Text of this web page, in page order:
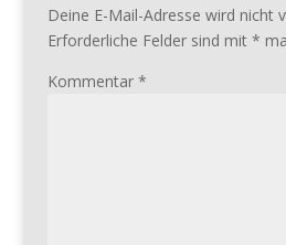
Deine E-Mail-Adresse wird nicht
Erforderliche Felder sind mit *
Kommentar *